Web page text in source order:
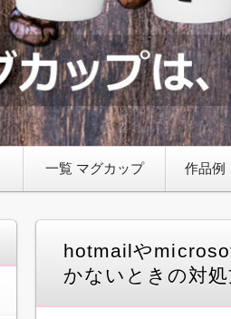
一覧 マグカップ 作品例
hotmailや
かないときの対処